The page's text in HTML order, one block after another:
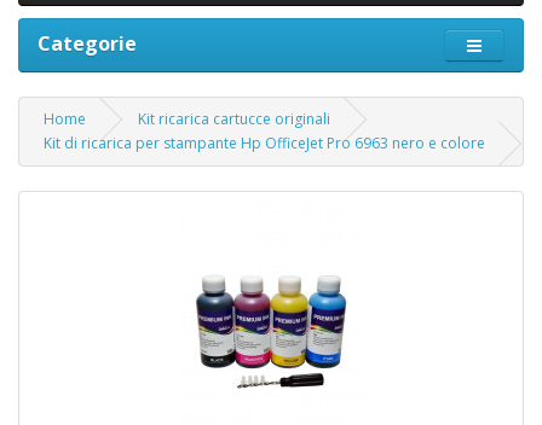
Categorie
Home
Kit ricarica cartucce originali
Kit di ricarica per stampante Hp OfficeJet Pro 6963 nero e colore